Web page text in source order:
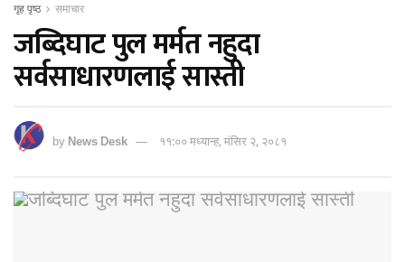
गृह पृष्ठ समाचार
जब्दिघाट पुल मर्मत नहुदा
सर्वसाधारणलाई सास्ती
byNews Desk ११:०० मध्यान्ह, मंसिर २, २०८१